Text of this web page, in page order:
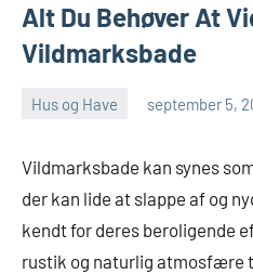
Alt Du Behøver At
Vildmarksbade
Hus og Have september 5,
Vildmarksbade kan synes
der kan lide at slappe af og
kendt for deres beroligende
rustik og naturlig atmosfære